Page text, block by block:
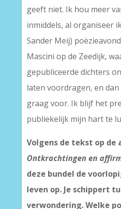
geeft niet. Ik hou meer
inmiddels, al organiseer
Sander Meij)
Mascini op de Zeedijk,
gepubliceerde dichters
laten voordragen, en
graag voor. Ik blijf het
publiekelijk mijn hart te
Volgens de tekst op de
Ontkrachtingen en
deze bundel de
leven op. Je schippert
verwondering. Welke